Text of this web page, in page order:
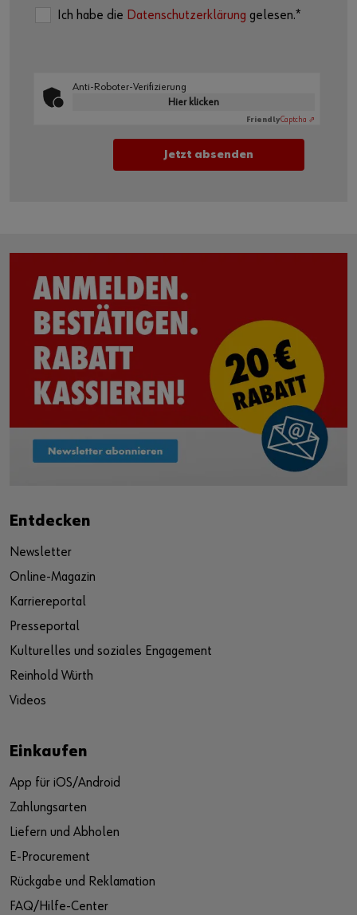
Ich habe die Datenschutzerklärung gelesen.*
Anti-Roboter-Verifizierung
Hier klicken
FriendlyCaptcha ⇗
Entdecken
Newsletter
Online-Magazin
Karriereportal
Presseportal
Kulturelles und soziales Engagement
Reinhold Würth
Videos
Einkaufen
App für iOS/Android
Zahlungsarten
Liefern und Abholen
E-Procurement
Rückgabe und Reklamation
FAQ/Hilfe-Center